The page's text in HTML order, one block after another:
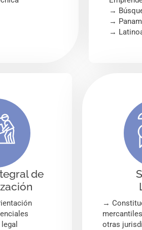
→
→
→
de
→
otras